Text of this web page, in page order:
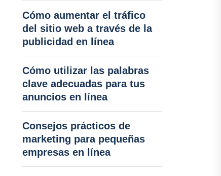
Cómo aumentar el tráfico
del sitio web a través de la
publicidad en línea
Cómo utilizar las palabras
clave adecuadas para tus
anuncios en línea
Consejos prácticos de
marketing para pequeñas
empresas en línea